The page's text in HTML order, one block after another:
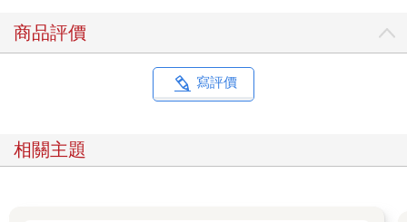
商品評價
寫評價
相關主題